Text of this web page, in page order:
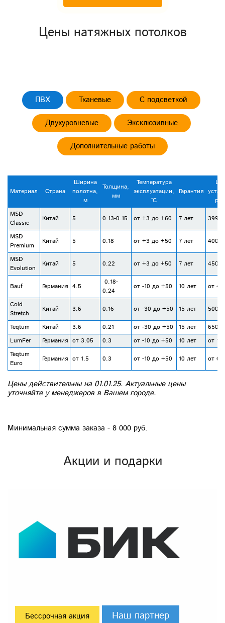
Цены натяжных потолков
ПВХ Тканевые С подсветкой
Двухуровневые Эксклюзивные
Дополнительные работы
Материал Страна
Ширина
полотна,
м
Толщина,
мм
Температура
эксплуатации,
°С
Гарантия
MSD
Classic
Китай 5 0.13-0.15 от +3 до +60 7 лет 399-
MSD
Premium
Китай 5 0.18 от +3 до +50 7 лет 400-
MSD
Evolution
Китай 5 0.22 от +3 до +50 7 лет 450-
Bauf Германия 4.5
0.18-
0.24
от -10 до +50 10 лет от
Cold
Stretch
Китай 3.6 0.16 от -30 до +50 15 лет 500-
Teqtum Китай 3.6 0.21 от -30 до +50 15 лет
650-
LumFer
Германия от 3.05 0.3 от -10 до +50 10 лет
от
Teqtum
Euro
Германия от 1.5 0.3 от -10 до +50 10 лет от
Цены действительны на 01.01.25. Актуальные цены
уточняйте у менеджеров в Вашем городе.
Минимальная сумма заказа - 8 000 руб.
Акции и подарки
Бессрочная акция Наш партнер